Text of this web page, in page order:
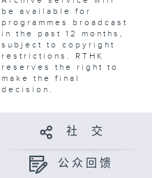
be available for
programmes broadcast
in the past 12 months,
subject to copyright
restrictions. RTHK
reserves the right to
make the final
decision.
社 交
公众回馈